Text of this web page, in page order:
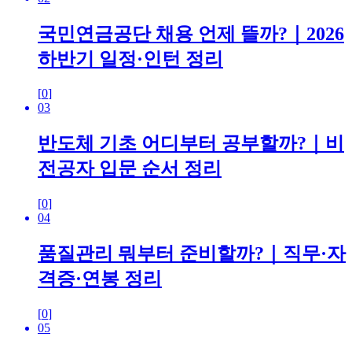
국민연금공단 채용 언제 뜰까?｜2026
하반기 일정·인턴 정리
[0]
03
반도체 기초 어디부터 공부할까?｜비
전공자 입문 순서 정리
[0]
04
품질관리 뭐부터 준비할까?｜직무·자
격증·연봉 정리
[0]
05